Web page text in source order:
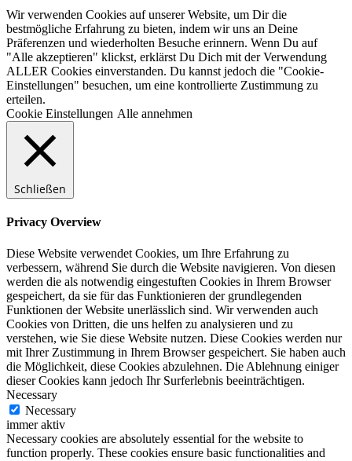
Wir verwenden Cookies auf unserer Website, um Dir die
bestmögliche Erfahrung zu bieten, indem wir uns an Deine
Präferenzen und wiederholten Besuche erinnern. Wenn Du auf
"Alle akzeptieren" klickst, erklärst Du Dich mit der Verwendung
ALLER Cookies einverstanden. Du kannst jedoch die "Cookie-
Einstellungen" besuchen, um eine kontrollierte Zustimmung zu
erteilen.
Cookie Einstellungen Alle annehmen
Schließen
Privacy Overview
Diese Website verwendet Cookies, um Ihre Erfahrung zu
verbessern, während Sie durch die Website navigieren. Von diesen
werden die als notwendig eingestuften Cookies in Ihrem Browser
gespeichert, da sie für das Funktionieren der grundlegenden
Funktionen der Website unerlässlich sind. Wir verwenden auch
Cookies von Dritten, die uns helfen zu analysieren und zu
verstehen, wie Sie diese Website nutzen. Diese Cookies werden nur
mit Ihrer Zustimmung in Ihrem Browser gespeichert. Sie haben auch
die Möglichkeit, diese Cookies abzulehnen. Die Ablehnung einiger
dieser Cookies kann jedoch Ihr Surferlebnis beeinträchtigen.
Necessary
Necessary
immer aktiv
Necessary cookies are absolutely essential for the website to
function properly. These cookies ensure basic functionalities and